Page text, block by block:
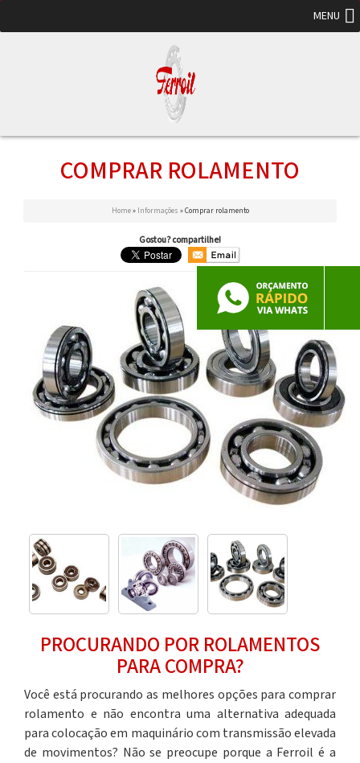
MENU
COMPRAR ROLAMENTO
Home » Informações » Comprar rolamento
Gostou? compartilhe!
PROCURANDO POR ROLAMENTOS
PARA COMPRA?
Você está procurando as melhores opções para comprar
rolamento e não encontra uma alternativa adequada
para colocação em maquinário com transmissão elevada
de movimentos? Não se preocupe porque a Ferroil é a